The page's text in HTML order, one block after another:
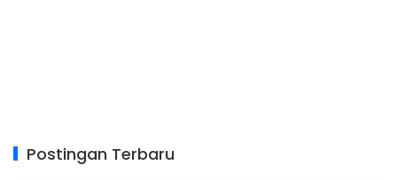
Postingan Terbaru